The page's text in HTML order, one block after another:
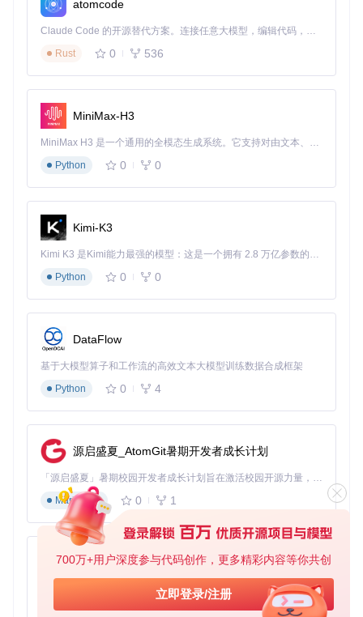
700万+用户深度参与代码创作，更多精彩内容等你共创
立即登录/注册
获取项目源码并构建核心组件：
预期效果：编译完成后在项目根目录生成ipxwrapper.dll、dpw
sockx.dll等核心文件，同时在tools目录下生成配置工具。
系统组件注册
根据操作系统架构选择对应注册表文件：
32位系统：运行directplay-win32.reg
64位系统：运行directplay-win64.reg
验证方法：注册表导入成功后，在"HKLM\SOFTWARE\Micros
oft\DirectPlay"路径下会新增IPXWrapper相关键值。
游戏环境部署
将以下文件复制到游戏可执行文件所在目录：
ipxwrapper.dll（协议转换核心）
dpwsockx.dll（DirectPlay接口适配）
预期效果：游戏启动时能正常加载上述DLL文件，无"缺少组
件"类错误提示。
场景化配置方案
标准局域网环境配置
创建ipxwrapper.ini配置文件：
atomcode
Claude Code 的开源替代方案。连接任意大模型，编辑代码，运行命令，自动验证 — 全自动执行。用 Rust 构建，极致性能。 ｜ An open-source alternative to Claude Code. Connect any LLM, edit code, run commands, and verify changes — autonomously. Built in Rust for speed. Get Started
Rust
0 536
MiniMax-H3
MiniMax H3 是一个通用的全模态生成系统。它支持对由文本、图像、视频和音频组成的多模态上下文进行统一理解，并能生成分辨率高达 2K、时长可达 15 秒的带原生立体声音频的视频。得益于面向任务泛化的系统设计，H3 在预训练阶段就已具备广泛的多模态上下文理解与生成能力，能够出色地执行复杂的多模态指令。
Python
0 0
Kimi-K3
Kimi K3 是Kimi能力最强的模型：这是一个拥有 2.8 万亿参数的混合专家（MoE）模型，具备原生视觉理解能力，并支持 100 万 token 的上下文窗口。
Python
0 0
DataFlow
基于大模型算子和工作流的高效文本大模型训练数据合成框架
Python
0 4
源启盛夏_AtomGit暑期开发者成长计划
「源启盛夏」暑期校园开发者成长计划旨在激活校园开源力量，通过积分激励、认证扶持、资源倾斜等形式，引导高校组织和开发者完成「入驻 — 建项目 — 做贡献 — 获认证 — 得资源」的完整闭环。无论你是想带领社团入驻平台的组织者，还是希望用代码贡献证明自己的开发者，都能在这里找到属于你的成长路径。
Markdown
0 1
py-xiaozhi
基于Python的Xiaozhi AI，适用于想要完整Xiaozhi体验而无需拥有专用硬件的用户。
Python
0 1